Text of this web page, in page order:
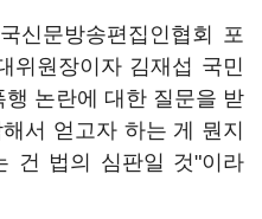
신문방송편집인협회 포
위원장이자 김재섭 국민
논란에 대한 질문을 받
서 얻고자 하는 게 뭔지
건 법의 심판일 것"이라